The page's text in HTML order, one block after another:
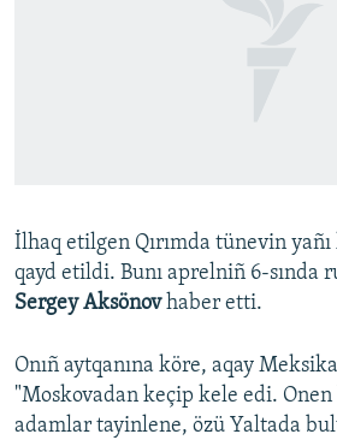
İlhaq etilgen Qırımda tünevin
qayd etildi. Bunı aprelniñ 6-sında
Sergey Aksönovhaber etti.
Onıñ aytqanına köre, aqay
"Moskovadan keçip kele edi.
adamlar tayinlene, özü Yaltada
by Qırım.Aqiqat